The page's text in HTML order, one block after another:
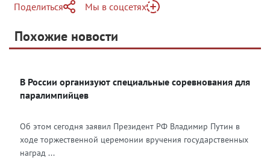
Поделиться
Telegram
Одноклассники
Мы в соцсетях
Яндекс Дзен
Похожие новости
В России организуют специальные соревнования для
паралимпийцев
Об этом сегодня заявил Президент РФ Владимир Путин в
ходе торжественной церемонии вручения государственных
наград ...